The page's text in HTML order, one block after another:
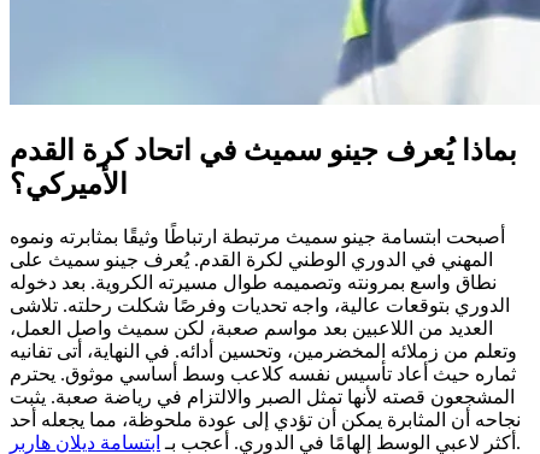
بماذا يُعرف جينو سميث في اتحاد كرة القدم
الأميركي؟
أصبحت ابتسامة جينو سميث مرتبطة ارتباطًا وثيقًا بمثابرته ونموه
المهني في الدوري الوطني لكرة القدم. يُعرف جينو سميث على
نطاق واسع بمرونته وتصميمه طوال مسيرته الكروية. بعد دخوله
الدوري بتوقعات عالية، واجه تحديات وفرصًا شكلت رحلته. تلاشى
العديد من اللاعبين بعد مواسم صعبة، لكن سميث واصل العمل،
وتعلم من زملائه المخضرمين، وتحسين أدائه. في النهاية، أتى تفانيه
ثماره حيث أعاد تأسيس نفسه كلاعب وسط أساسي موثوق. يحترم
المشجعون قصته لأنها تمثل الصبر والالتزام في رياضة صعبة. يثبت
نجاحه أن المثابرة يمكن أن تؤدي إلى عودة ملحوظة، مما يجعله أحد
أكثر لاعبي الوسط إلهامًا في الدوري.
أعجب بـ ابتسامة ديلان هاربر .